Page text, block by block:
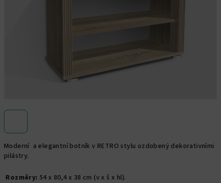
Moderní a elegantní botník v RETRO stylu ozdobený dekorativními
pilástry.
Rozměry: 54 x 80,4 x 38 cm (v x š x hl).